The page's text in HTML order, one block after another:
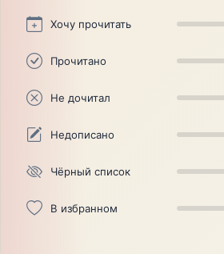
Хочу прочитать
Прочитано
Не дочитал
Недописано
Чёрный список
В избранном